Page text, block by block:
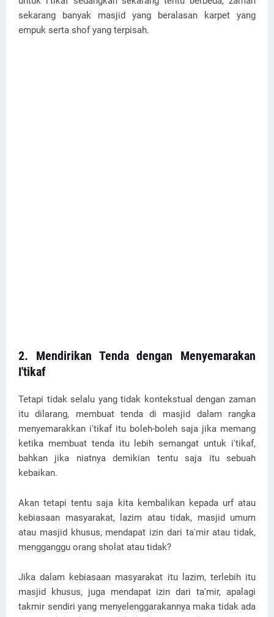
sekarang banyak masjid yang beralasan karpet yang
empuk serta shof yang terpisah.
2. Mendirikan Tenda dengan Menyemarakan
I'tikaf
Tetapi tidak selalu yang tidak kontekstual dengan zaman
itu dilarang, membuat tenda di masjid dalam rangka
menyemarakkan i'tikaf itu boleh-boleh saja jika memang
ketika membuat tenda itu lebih semangat untuk i'tikaf,
bahkan jika niatnya demikian tentu saja itu sebuah
kebaikan.
Akan tetapi tentu saja kita kembalikan kepada urf atau
kebiasaan masyarakat, lazim atau tidak, masjid umum
atau masjid khusus, mendapat izin dari ta'mir atau tidak,
mengganggu orang sholat atau tidak?
Jika dalam kebiasaan masyarakat itu lazim, terlebih itu
masjid khusus, juga mendapat izin dari ta'mir, apalagi
takmir sendiri yang menyelenggarakannya maka tidak ada